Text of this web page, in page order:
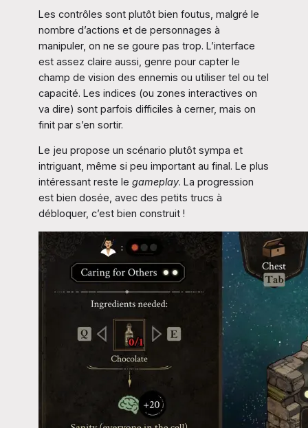
Les contrôles sont plutôt bien foutus, malgré le
nombre d’actions et de personnages à
manipuler, on ne se goure pas trop. L’interface
est assez claire aussi, genre pour capter le
champ de vision des ennemis ou utiliser tel ou tel
capacité. Les indices (ou zones interactives on
va dire) sont parfois difficiles à cerner, mais on
finit par s’en sortir.
Le jeu propose un scénario plutôt sympa et
intriguant, même si peu important au final. Le plus
intéressant reste le gameplay. La progression
est bien dosée, avec des petits trucs à
débloquer, c’est bien construit !